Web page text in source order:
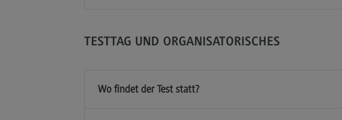
TESTTAG UND ORGANISATORISCHES
Wo findet der Test statt?